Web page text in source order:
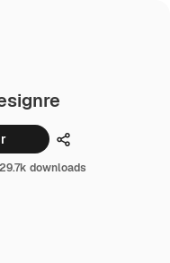
Compartilhar
29.7k downloads